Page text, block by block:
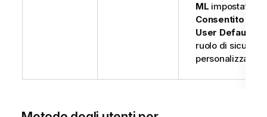
ML impostata su
Consentito
User Default
ruolo di
personalizzato